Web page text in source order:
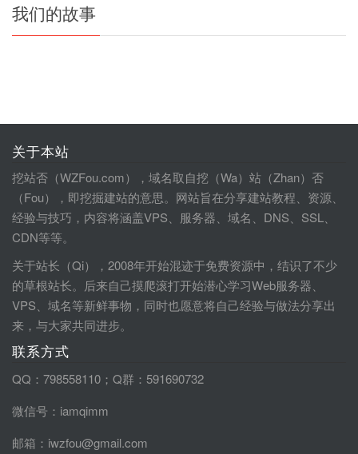
我们的故事
关于本站
挖站否（WZFou.com），域名取自挖（Wa）站（Zhan）否
（Fou），即挖掘建站的意思。网站旨在分享建站教程、资源、
经验与技巧，内容将涵盖VPS、服务器、域名、DNS、SSL、
CDN等等。
关于站长（Qi），2008年开始混迹于免费资源中，结识了不少
的草根站长。后来自己摸爬滚打开始潜心学习Web服务器、
VPS、域名等新鲜事物，同时也愿意将自己经验与做法分享出
来，与大家共同进步。
联系方式
QQ：798558110；Q群：591690732
微信号：iamqimm
邮箱：iwzfou@gmail.com